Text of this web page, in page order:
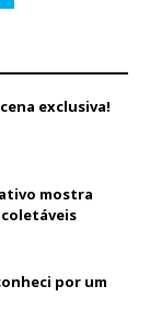
exclusiva!
mostra
por um